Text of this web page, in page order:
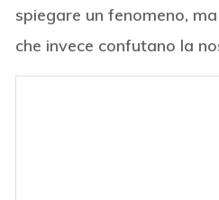
spiegare un fenomeno,
che invece confutano la